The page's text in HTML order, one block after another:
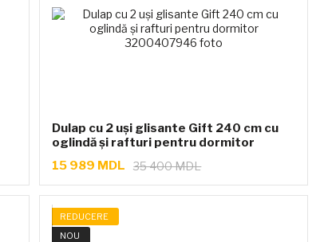
Dulap cu 2 uși glisante Gift 240 cm cu
oglindă și rafturi pentru dormitor
35 400 MDL
15 989 MDL
REDUCERE
NOU